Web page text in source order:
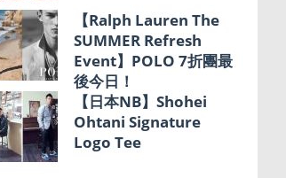
【Ralph Lauren The
SUMMER Refresh
Event】POLO 7折團最
後今日！
【日本NB】Shohei
Ohtani Signature
Logo Tee